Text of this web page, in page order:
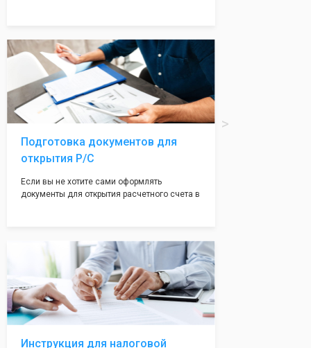
вам поможем с помощью изготовления
печати по индивидуальному эскизу, который
Вы выберете сами из нашего каталога.
Подготовка документов для
открытия Р/С
Если вы не хотите сами оформлять
документы для открытия расчетного счета в
открытия счета, с минимальным затратом
вашего времени и сил!
Инструкция для налоговой